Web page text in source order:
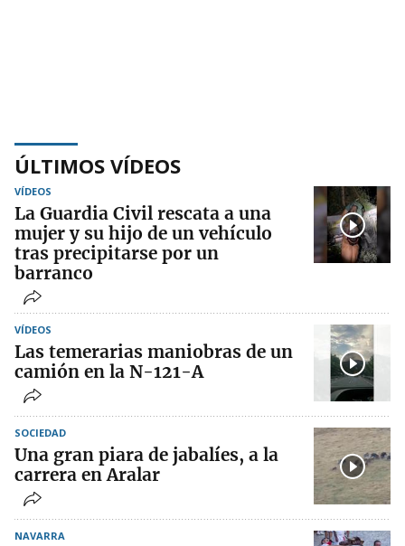
ÚLTIMOS VÍDEOS
VÍDEOS
La Guardia Civil rescata a una
mujer y su hijo de un vehículo
tras precipitarse por un
barranco
VÍDEOS
Las temerarias maniobras de un
camión en la N-121-A
SOCIEDAD
Una gran piara de jabalíes, a la
carrera en Aralar
NAVARRA